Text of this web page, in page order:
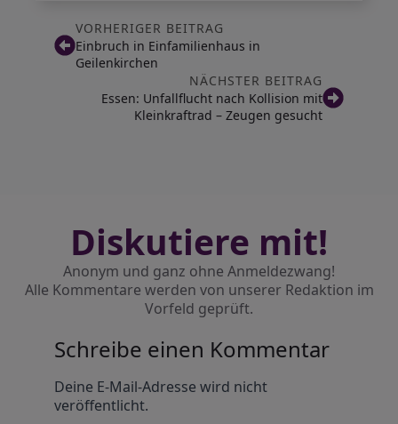
VORHERIGER BEITRAG
Einbruch in Einfamilienhaus in
Geilenkirchen
NÄCHSTER BEITRAG
Essen: Unfallflucht nach Kollision mit
Kleinkraftrad – Zeugen gesucht
Diskutiere mit!
Anonym und ganz ohne Anmeldezwang!
Alle Kommentare werden von unserer Redaktion im
Vorfeld geprüft.
Schreibe einen Kommentar
Deine E-Mail-Adresse wird nicht
veröffentlicht.